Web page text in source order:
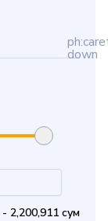
down
- 2,200,911 cум